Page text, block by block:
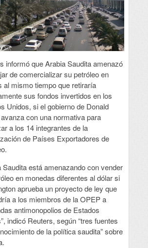
informó que Arabia Saudita amenazó
de comercializar su petróleo en
al mismo tiempo que retiraría
sus fondos invertidos en los
Unidos, si el gobierno de Donald
con una normativa para
a los 14 integrantes de la
de Países Exportadores de
Saudita está amenazando con vender
en monedas diferentes al dólar si
aprueba un proyecto de ley que
a los miembros de la OPEP a
antimonopolios de Estados
indicó Reuters, según “tres fuentes
de la política saudita” sobre